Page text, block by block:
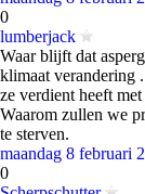
0
lumberjack
Waar blijft dat
klimaat verandering
ze verdient heeft
Waarom zullen we
te sterven.
maandag 8 februari
0